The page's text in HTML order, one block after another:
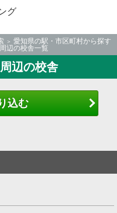
グ
愛知県の駅・市区町村から探す
辺の校舎一覧
辺の校舎
込む